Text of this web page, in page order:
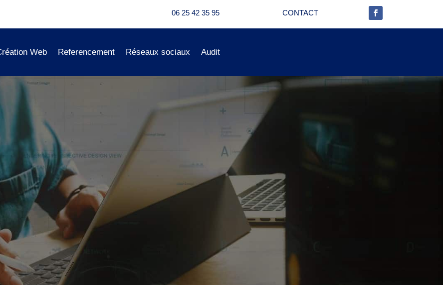
06 25 42 35 95 CONTACT
Web Referencement Réseaux sociaux Audit